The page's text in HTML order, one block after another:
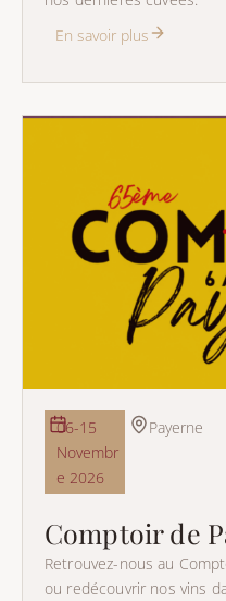
En savoir plus
06-15
Novembr
e 2026
Payerne
Comptoir de
Retrouvez-nous au
ou redécouvrir nos vins